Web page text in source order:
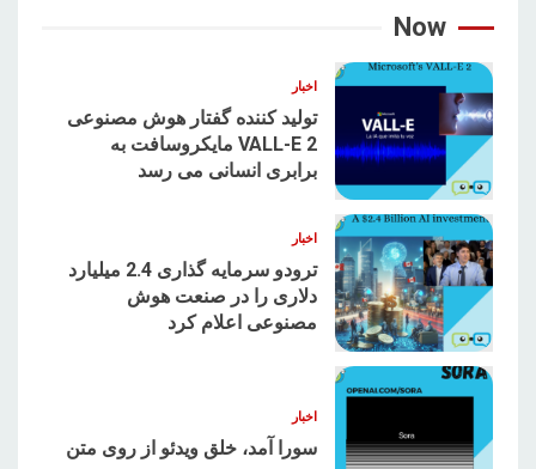
Now
اخبار
تولید کننده گفتار هوش مصنوعی
VALL-E 2 مایکروسافت به
برابری انسانی می رسد
اخبار
ترودو سرمایه گذاری 2.4 میلیارد
دلاری را در صنعت هوش
مصنوعی اعلام کرد
اخبار
سورا آمد، خلق ویدئو از روی متن